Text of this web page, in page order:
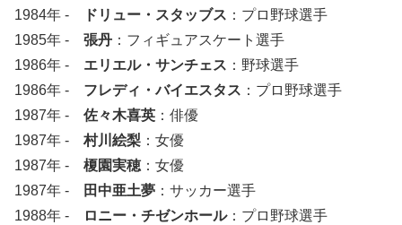
1984年 -
ドリュー・スタッブス ：プロ野球選手
1985年 - 張丹 ：フィギュアスケート選手
1986年 - エリエル・サンチェス ：野球選手
1986年 - フレディ・バイエスタス ：プロ野球選手
1987年 - 佐々木喜英 ：俳優
1987年 - 村川絵梨 ：女優
1987年 - 榎園実穂：女優
1987年 -
田中亜土夢 ：サッカー選手
1988年 -
ロニー・チゼンホール：プロ野球選手